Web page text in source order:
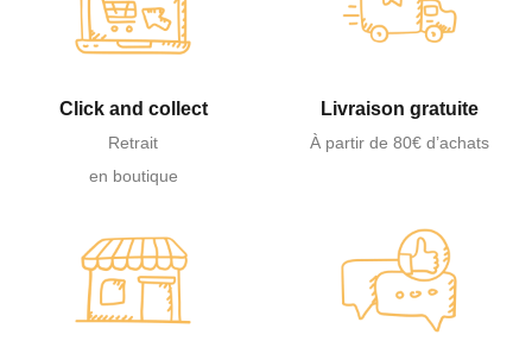
Click and collect
Retrait
en boutique
Livraison gratuite
À partir de 80€ d’achats